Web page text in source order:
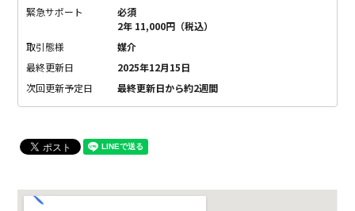
緊急サポート
必須
2年 11,000円（税込）
取引態様
媒介
最終更新日
2025年12月15日
次回更新予定日
最終更新日から約2週間